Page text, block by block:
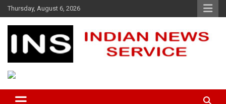
Skip
to
content
Thursday, August 6, 2026
Indian News Service